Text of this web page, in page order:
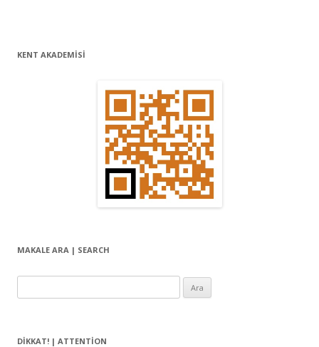
KENT AKADEMİSİ
MAKALE ARA | SEARCH
DIKKAT! | ATTENTION